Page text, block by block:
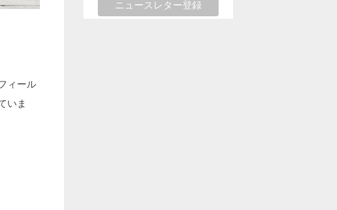
ィール
いま